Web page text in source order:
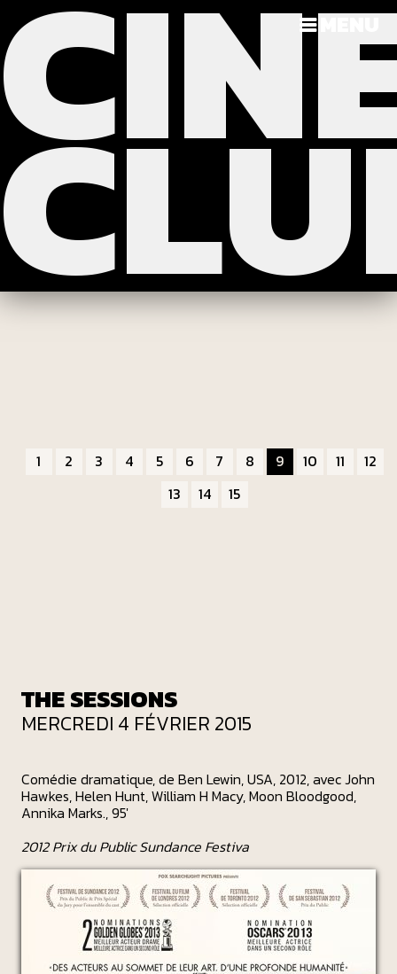
>>>
1 2 3 4 5 6 7 8 9 10 11
12
13
14 15
THE SESSIONS
MERCREDI 4 FÉVRIER 2015
Comédie dramatique, de Ben Lewin, USA, 2012, avec John
Hawkes, Helen Hunt, William H Macy, Moon Bloodgood,
Annika Marks., 95'
2012 Prix du Public Sundance Festiva